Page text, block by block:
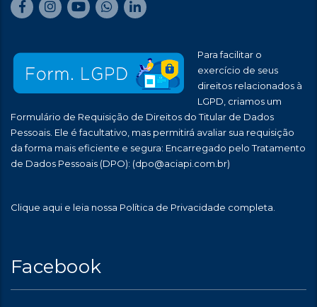
Para facilitar o
exercício de seus
direitos relacionados à
LGPD, criamos um
Formulário de Requisição de Direitos do Titular de Dados
Pessoais. Ele é facultativo, mas permitirá avaliar sua requisição
da forma mais eficiente e segura: Encarregado pelo Tratamento
de Dados Pessoais (DPO): (dpo@aciapi.com.br)
Clique aqui e leia nossa Política de Privacidade completa.
Facebook